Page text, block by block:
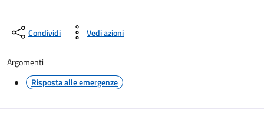
Condividi Vedi azioni
Argomenti
Risposta alle emergenze